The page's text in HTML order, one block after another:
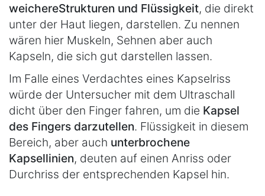
weichereStrukturen und Flüssigkeit, die direkt
unter der Haut liegen, darstellen. Zu nennen
wären hier Muskeln, Sehnen aber auch
Kapseln, die sich gut darstellen lassen.
Im Falle eines Verdachtes eines Kapselriss
würde der Untersucher mit dem Ultraschall
dicht über den Finger fahren, um die Kapsel
des Fingers darzutellen. Flüssigkeit in diesem
Bereich, aber auch unterbrochene
Kapsellinien, deuten auf einen Anriss oder
Durchriss der entsprechenden Kapsel hin.